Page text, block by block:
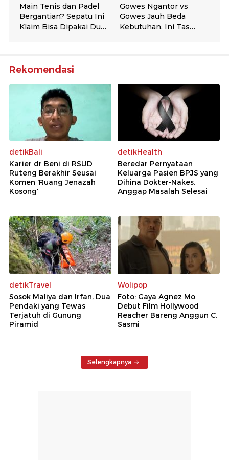
Rekomendasi
detikBali
Karier dr Beni di RSUD
Ruteng Berakhir Seusai
Komen 'Ruang Jenazah
Kosong'
detikHealth
Beredar Pernyataan
Keluarga Pasien BPJS yang
Dihina Dokter-Nakes,
Anggap Masalah Selesai
detikTravel
Sosok Maliya dan Irfan, Dua
Pendaki yang Tewas
Terjatuh di Gunung
Piramid
Wolipop
Foto: Gaya Agnez Mo
Debut Film Hollywood
Reacher Bareng Anggun C.
Sasmi
Selengkapnya